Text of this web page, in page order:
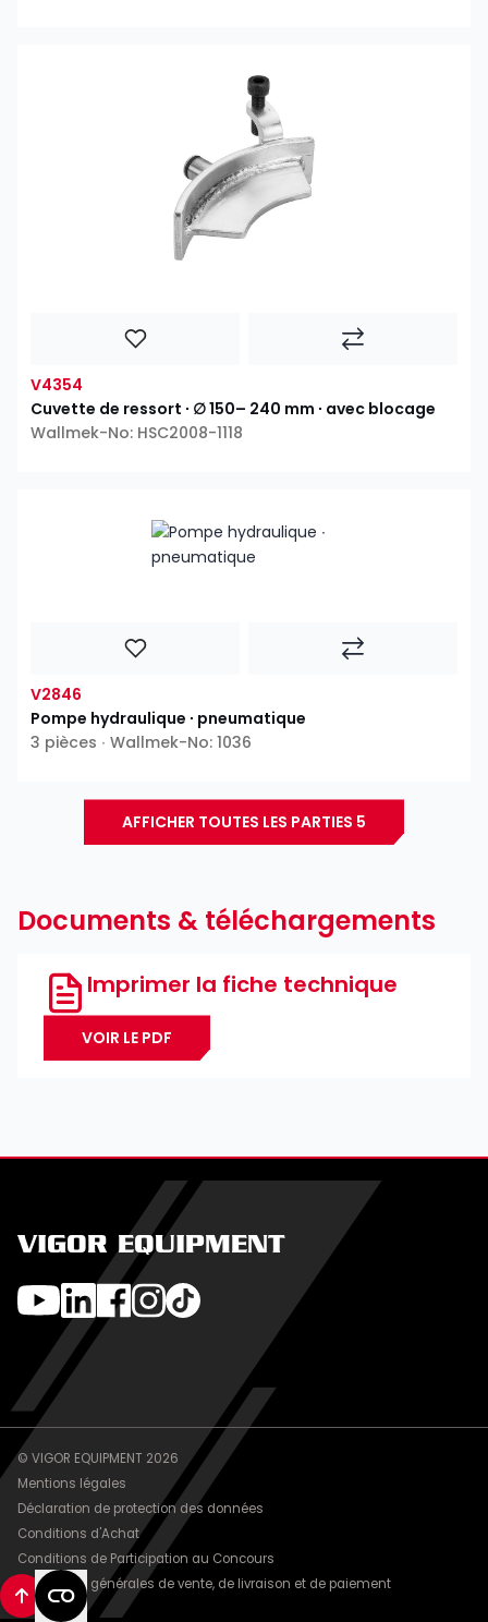
V4354
Cuvette de ressort ∙ ∅ 150– 240 mm ∙ avec blocage
Wallmek-No: HSC2008-1118
V2846
Pompe hydraulique ∙ pneumatique
3 pièces ∙ Wallmek-No: 1036
AFFICHER TOUTES LES PARTIES 5
Documents & téléchargements
Imprimer la fiche technique
VOIR LE PDF
VIGOR EQUIPMENT
© VIGOR EQUIPMENT 2026
Mentions légales
Déclaration de protection des données
Conditions d'Achat
Conditions de Participation au Concours
Conditions générales de vente, de livraison et de paiement